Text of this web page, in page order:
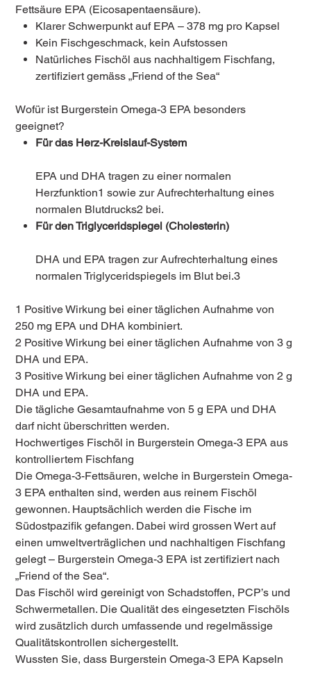
Fettsäure EPA (Eicosapentaensäure).
Klarer Schwerpunkt auf EPA – 378 mg pro Kapsel
Kein Fischgeschmack, kein Aufstossen
Natürliches Fischöl aus nachhaltigem Fischfang,
zertifiziert gemäss „Friend of the Sea“
Wofür ist Burgerstein Omega-3 EPA besonders
geeignet?
Für das Herz-Kreislauf-System
EPA und DHA tragen zu einer normalen
Herzfunktion1 sowie zur Aufrechterhaltung eines
normalen Blutdrucks2 bei.
Für den Triglyceridspiegel (Cholesterin)
DHA und EPA tragen zur Aufrechterhaltung eines
normalen Triglyceridspiegels im Blut bei.3
1 Positive Wirkung bei einer täglichen Aufnahme von
250 mg EPA und DHA kombiniert.
2 Positive Wirkung bei einer täglichen Aufnahme von 3 g
DHA und EPA.
3 Positive Wirkung bei einer täglichen Aufnahme von 2 g
DHA und EPA.
Die tägliche Gesamtaufnahme von 5 g EPA und DHA
darf nicht überschritten werden.
Hochwertiges Fischöl in Burgerstein Omega-3 EPA aus
kontrolliertem Fischfang
Die Omega-3-Fettsäuren, welche in Burgerstein Omega-
3 EPA enthalten sind, werden aus reinem Fischöl
gewonnen. Hauptsächlich werden die Fische im
Südostpazifik gefangen. Dabei wird grossen Wert auf
einen umweltverträglichen und nachhaltigen Fischfang
gelegt – Burgerstein Omega-3 EPA ist zertifiziert nach
„Friend of the Sea“.
Das Fischöl wird gereinigt von Schadstoffen, PCP’s und
Schwermetallen. Die Qualität des eingesetzten Fischöls
wird zusätzlich durch umfassende und regelmässige
Qualitätskontrollen sichergestellt.
Wussten Sie, dass Burgerstein Omega-3 EPA Kapseln